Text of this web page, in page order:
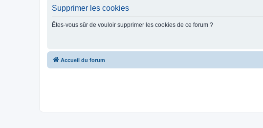
Supprimer les cookies
Êtes-vous sûr de vouloir supprimer les cookies de ce forum ?
Accueil du forum